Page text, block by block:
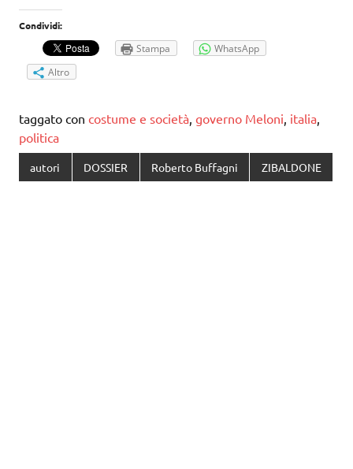
Condividi:
Stampa
WhatsApp
Altro
taggato con costume e società, governo Meloni, italia,
politica
autori DOSSIER Roberto Buffagni ZIBALDONE